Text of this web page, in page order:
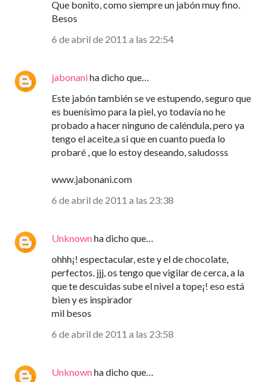
Que bonito, como siempre un jabón muy fino.
Besos
6 de abril de 2011 a las 22:54
jabonaniha dicho que…
Este jabón también se ve estupendo, seguro que
es buenísimo para la piel, yo todavía no he
probado a hacer ninguno de caléndula, pero ya
tengo el aceite,a si que en cuanto pueda lo
probaré , que lo estoy deseando, saludosss
www.jabonani.com
6 de abril de 2011 a las 23:38
Unknownha dicho que…
ohhh¡! espectacular, este y el de chocolate,
perfectos. jjj, os tengo que vigilar de cerca, a la
que te descuidas sube el nivel a tope¡! eso está
bien y es inspirador
mil besos
6 de abril de 2011 a las 23:58
Unknownha dicho que…